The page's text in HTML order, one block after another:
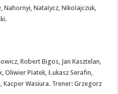
Nahornyi, Natałycz, Nikołajczuk,
Robert Bigos, Jan Kasztelan,
Oliwier Płatek, Łukasz Serafin,
Kacper Wasiura. Trener: Grzegorz